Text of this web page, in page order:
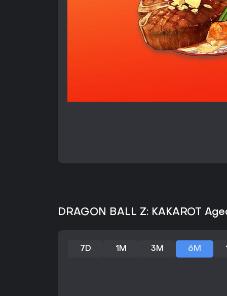
DRAGON BALL Z: KAKAROT
7D 1M 3M 6M